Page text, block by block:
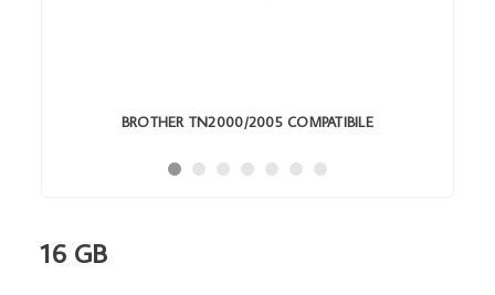
BROTHER TN2000/2005 COMPATIBILE
16 GB